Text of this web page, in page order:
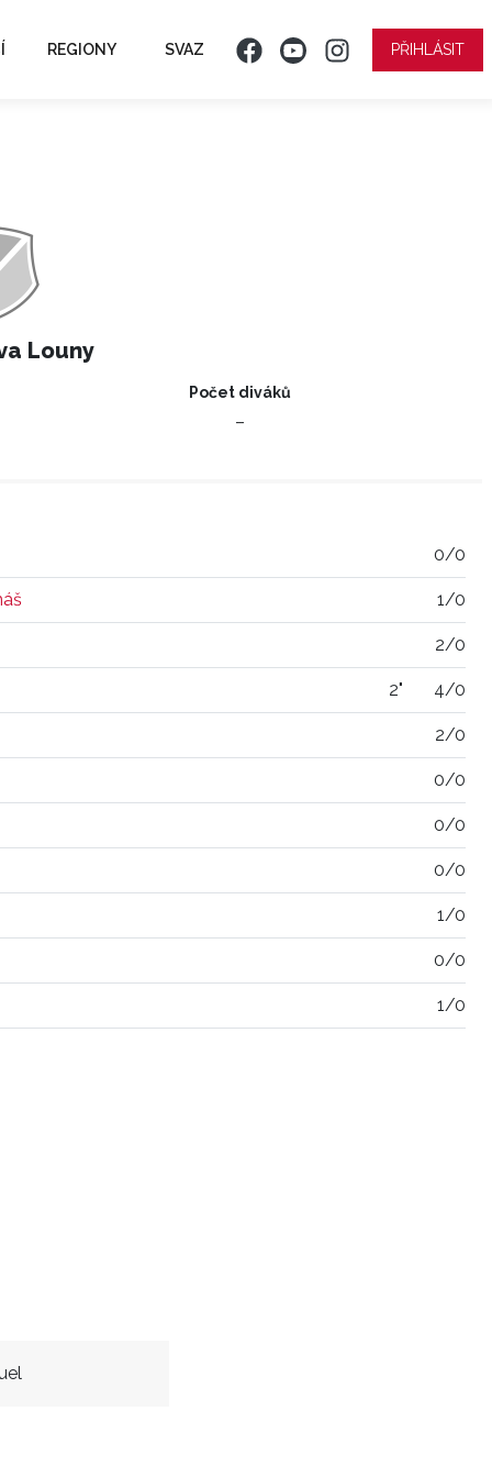
REGIONY SVAZ PŘIHLÁSIT
Louny
Počet diváků
–
0/0
1/0
2/0
2" 4/0
2/0
0/0
0/0
0/0
1/0
0/0
1/0